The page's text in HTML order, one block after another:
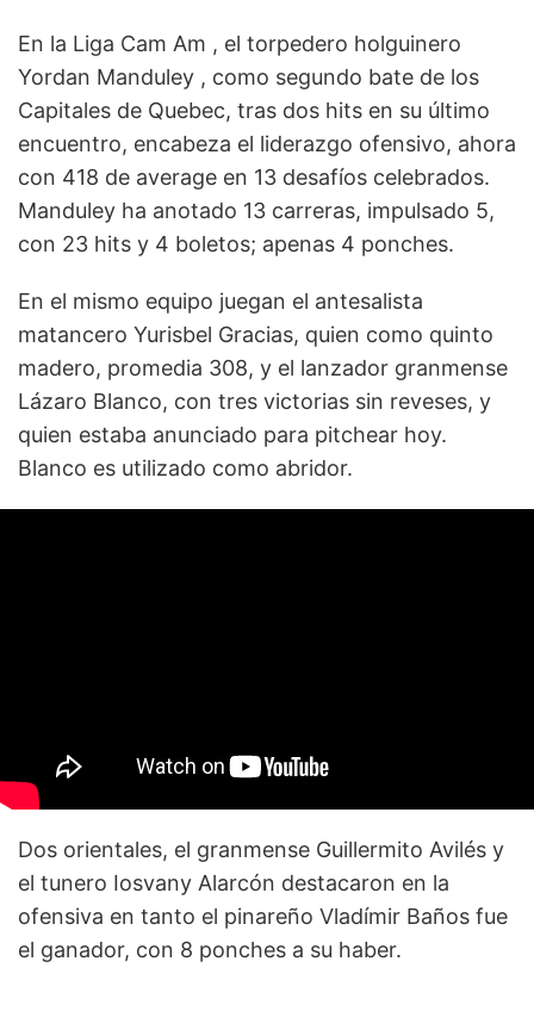
En la Liga Cam Am , el torpedero holguinero
Yordan Manduley , como segundo bate de los
Capitales de Quebec, tras dos hits en su último
encuentro, encabeza el liderazgo ofensivo, ahora
con 418 de average en 13 desafíos celebrados.
Manduley ha anotado 13 carreras, impulsado 5,
con 23 hits y 4 boletos; apenas 4 ponches.
En el mismo equipo juegan el antesalista
matancero Yurisbel Gracias, quien como quinto
madero, promedia 308, y el lanzador granmense
Lázaro Blanco, con tres victorias sin reveses, y
quien estaba anunciado para pitchear hoy.
Blanco es utilizado como abridor.
Dos orientales, el granmense Guillermito Avilés y
el tunero Iosvany Alarcón destacaron en la
ofensiva en tanto el pinareño Vladímir Baños fue
el ganador, con 8 ponches a su haber.